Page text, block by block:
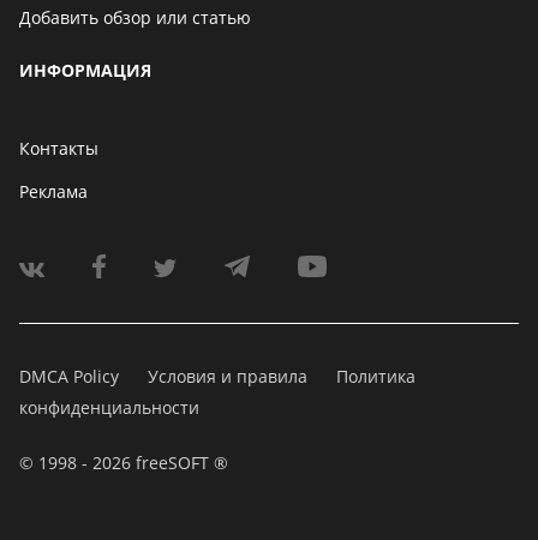
Добавить обзор или статью
ИНФОРМАЦИЯ
Контакты
Реклама
DMCA Policy Условия и правила
Политика
конфиденциальности
© 1998 - 2026 freeSOFT ®